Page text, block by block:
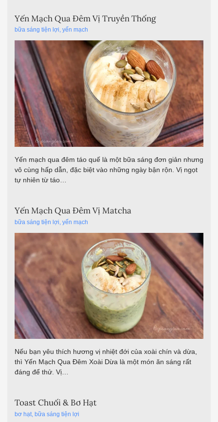
Yến Mạch Qua Đêm Vị Truyền Thống
bữa sáng tiện lợi, yến mạch
Yến mạch qua đêm táo quế là một bữa sáng đơn giản nhưng
vô cùng hấp dẫn, đặc biệt vào những ngày bận rộn. Vị ngọt
tự nhiên từ táo…
Yến Mạch Qua Đêm Vị Matcha
bữa sáng tiện lợi yến mạch
Nếu bạn yêu thích hương vị nhiệt đới của xoài chín và dừa,
thì Yến Mạch Qua Đêm Xoài Dừa là một món ăn sáng rất
đáng để thử. Vị…
Toast Chuối & Bơ Hạt
bơ hạt bữa sáng tiện lợi